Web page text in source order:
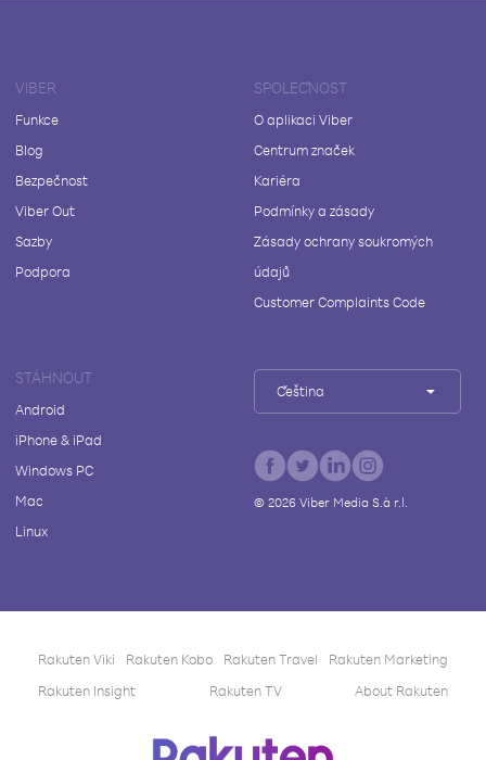
VIBER
Funkce
Blog
Bezpečnost
Viber Out
Sazby
Podpora
SPOLEČNOST
O aplikaci Viber
Centrum značek
Kariéra
Podmínky a zásady
Zásady ochrany soukromých
údajů
Customer Complaints Code
STÁHNOUT
Android
iPhone & iPad
Windows PC
Mac
Linux
Čeština
© 2026Viber Media S.à r.l.
Rakuten Viki Rakuten Kobo Rakuten Travel
Rakuten Marketing
Rakuten Insight
Rakuten TV About Rakuten